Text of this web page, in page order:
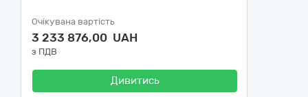
Очікувана вартість
3 233 876,00 UAH
з ПДВ
Дивитись